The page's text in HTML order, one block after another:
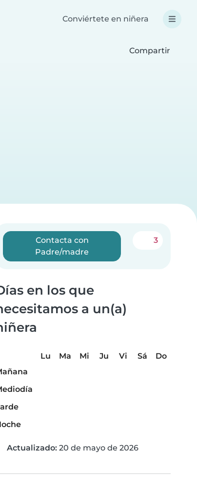
Conviértete en niñera
Compartir
Contacta con
Padre/madre
3
en los que
a un(a)
Lu Ma Mi Ju Vi Sá
Do
Actualizado: 20 de mayo de 2026